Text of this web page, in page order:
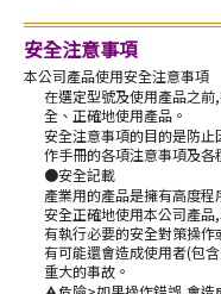
安全注意事項
本公司產品使用安全注意事項
在選定型號及使用產品之
全、正確地使用產品。
安全注意事項的目的是防
作手冊的各項注意事項及各
●安全記載
產業用的產品是擁有高度
安全正確地使用本公司產
有執行必要的安全對策操
有可能還會造成使用者(包
重大的事故。